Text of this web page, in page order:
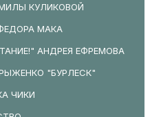
КУЛИКОВОЙ
МАКА
АНДРЕЯ ЕФРЕМОВА
"БУРЛЕСК"
ЧИКИ